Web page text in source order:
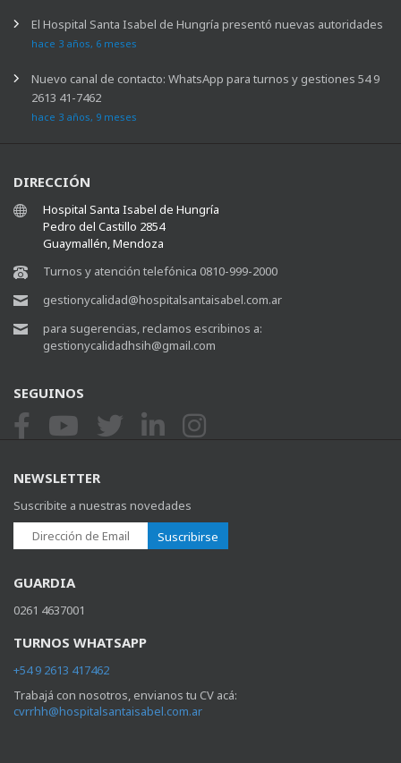
El Hospital Santa Isabel de Hungría presentó nuevas autoridades
hace 3 años, 6 meses
Nuevo canal de contacto: WhatsApp para turnos y gestiones 54 9
2613 41-7462
hace 3 años, 9 meses
DIRECCIÓN
Hospital Santa Isabel de Hungría
Pedro del Castillo 2854
Guaymallén, Mendoza
Turnos y atención telefónica 0810-999-2000
gestionycalidad@hospitalsantaisabel.com.ar
para sugerencias, reclamos escribinos a:
gestionycalidadhsih@gmail.com
SEGUINOS
NEWSLETTER
Suscribite a nuestras novedades
Suscribirse
GUARDIA
0261 4637001
TURNOS WHATSAPP
+54 9 2613 417462
Trabajá con nosotros, envianos tu CV acá:
cvrrhh@hospitalsantaisabel.com.ar